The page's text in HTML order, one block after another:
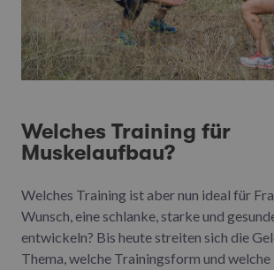
Welches Training für
Muskelaufbau?
Welches Training ist aber nun ideal für
Wunsch, eine schlanke, starke und
entwickeln? Bis heute streiten sich die
Thema, welche Trainingsform und welche